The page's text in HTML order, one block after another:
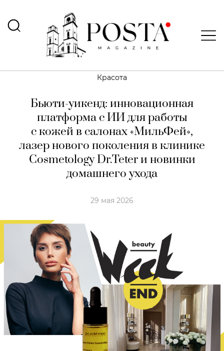
Красота
Бьюти-уикенд: инновационная
платформа с ИИ для работы
с кожей в салонах «МильФей»,
лазер нового поколения в клинике
Cosmetology Dr.Teter и новинки
домашнего ухода
29 мая 2026